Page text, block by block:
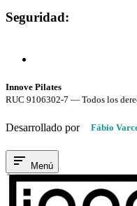
Seguridad:
Innove Pilates
RUC 9106302-7 — Todos los
Desarrollado por Fábio
Menú